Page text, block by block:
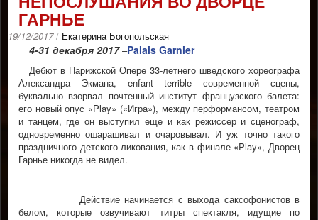
ГАРНЬЕ
19/12/2017 / Екатерина Богопольская
4-31 декабря 2017–Palais Garnier
Дебют в Парижской Опере 33-летнего шведского хореографа
Александра Экмана, enfant terrible современной сцены,
буквально взорвал почтенный институт французского балета:
его новый опус «Play» («Игра»), между перформансом, театром
и танцем, где он выступил еще и как режиссер и сценограф,
одновременно ошарашивал и очаровывал. И уж точно такого
праздничного детского ликования, как в финале «Play», Дворец
Гарнье никогда не видел.
Действие начинается с выхода саксофонистов в
белом, которые озвучивают титры спектакля, идущие по